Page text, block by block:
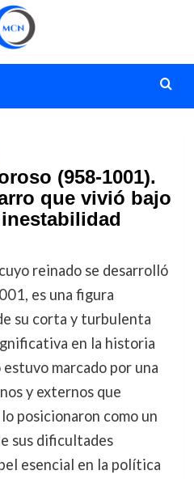
(958-1001).
que vivió bajo
reinado se desarrolló
es una figura
su corta y turbulenta
en la historia
marcado por una
y externos que
posicionaron como un
sus dificultades
esencial en la política